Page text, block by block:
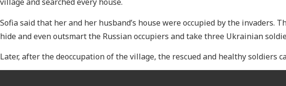
Sofia said that her and her husband’s house were occupied by the
hide and even outsmart the Russian occupiers and take three Ukrainian
Later, after the deoccupation of the village, the rescued and healthy soldiers